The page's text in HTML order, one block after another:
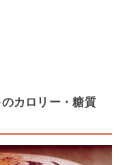
カロリー・糖質